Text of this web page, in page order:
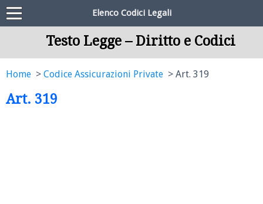
Elenco Codici Legali
Testo Legge – Diritto e Codici
Home Codice Assicurazioni Private Art. 319
Art. 319